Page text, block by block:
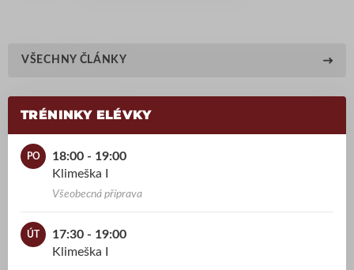
VŠECHNY ČLÁNKY
TRÉNINKY ELÉVKY
PO
18:00 - 19:00
Klimeška I
Všeobecná příprava
ÚT
17:30 - 19:00
Klimeška I